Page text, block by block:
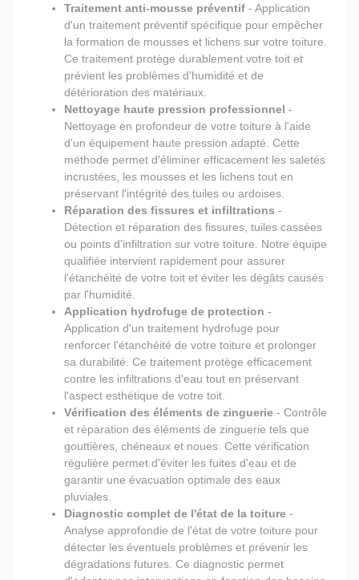
Traitement anti-mousse préventif - Application
d'un traitement préventif spécifique pour empêcher
la formation de mousses et lichens sur votre toiture.
Ce traitement protège durablement votre toit et
prévient les problèmes d'humidité et de
détérioration des matériaux.
Nettoyage haute pression professionnel -
Nettoyage en profondeur de votre toiture à l'aide
d'un équipement haute pression adapté. Cette
méthode permet d'éliminer efficacement les saletés
incrustées, les mousses et les lichens tout en
préservant l'intégrité des tuiles ou ardoises.
Réparation des fissures et infiltrations -
Détection et réparation des fissures, tuiles cassées
ou points d'infiltration sur votre toiture. Notre équipe
qualifiée intervient rapidement pour assurer
l'étanchéité de votre toit et éviter les dégâts causés
par l'humidité.
Application hydrofuge de protection -
Application d'un traitement hydrofuge pour
renforcer l'étanchéité de votre toiture et prolonger
sa durabilité. Ce traitement protège efficacement
contre les infiltrations d'eau tout en préservant
l'aspect esthétique de votre toit.
Vérification des éléments de zinguerie - Contrôle
et réparation des éléments de zinguerie tels que
gouttières, chéneaux et noues. Cette vérification
régulière permet d'éviter les fuites d'eau et de
garantir une évacuation optimale des eaux
pluviales.
Diagnostic complet de l'état de la toiture -
Analyse approfondie de l'état de votre toiture pour
détecter les éventuels problèmes et prévenir les
dégradations futures. Ce diagnostic permet